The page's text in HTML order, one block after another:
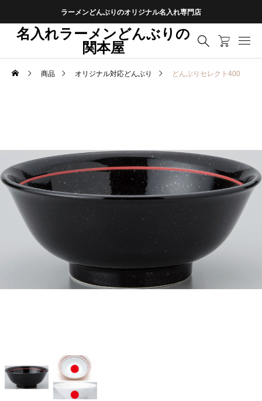
ラーメンどんぶりのオリジナル名入れ専門店
名入れラーメンどんぶりの
関本屋
商品 オリジナル対応どんぶり どんぶりセレクト400